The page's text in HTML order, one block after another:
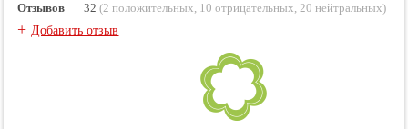
Отзывов
32 (2 положительных, 10 отрицательных,20 нейтральных)
+Добавить отзыв